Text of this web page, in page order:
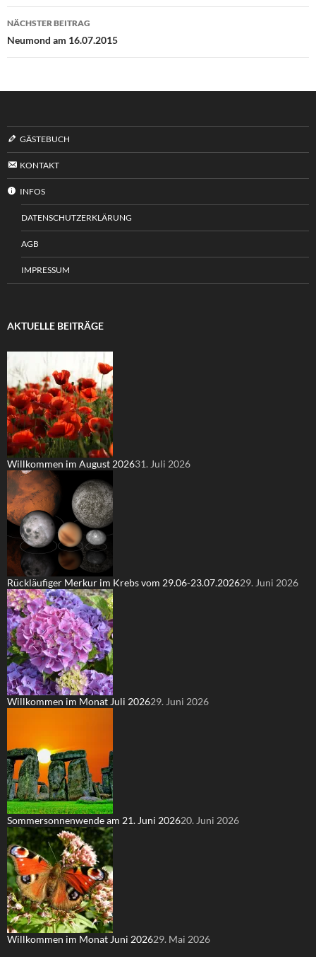
NÄCHSTER BEITRAG
Neumond am 16.07.2015
GÄSTEBUCH
KONTAKT
INFOS
DATENSCHUTZERKLÄRUNG
AGB
IMPRESSUM
AKTUELLE BEITRÄGE
Willkommen im August 202631. Juli 2026
Rückläufiger Merkur im Krebs vom 29.06-23.07.202629. Juni 2026
Willkommen im Monat Juli 202629. Juni 2026
Sommersonnenwende am 21. Juni 202620. Juni 2026
Willkommen im Monat Juni 202629. Mai 2026